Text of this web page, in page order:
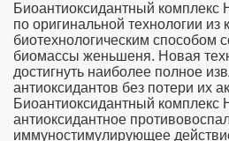
Биоантиоксидантный комплекс
по оригинальной технологии из
биотехнологическим способом
биомассы женьшеня. Новая
достигнуть наиболее полное
антиоксидантов без потери их
Биоантиоксидантный комплекс
антиоксидантное
иммуностимулирующее